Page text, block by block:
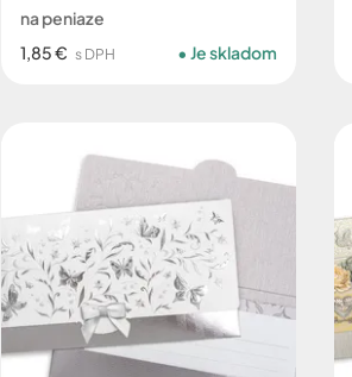
na peniaze
1,85 € s DPH Je skladom